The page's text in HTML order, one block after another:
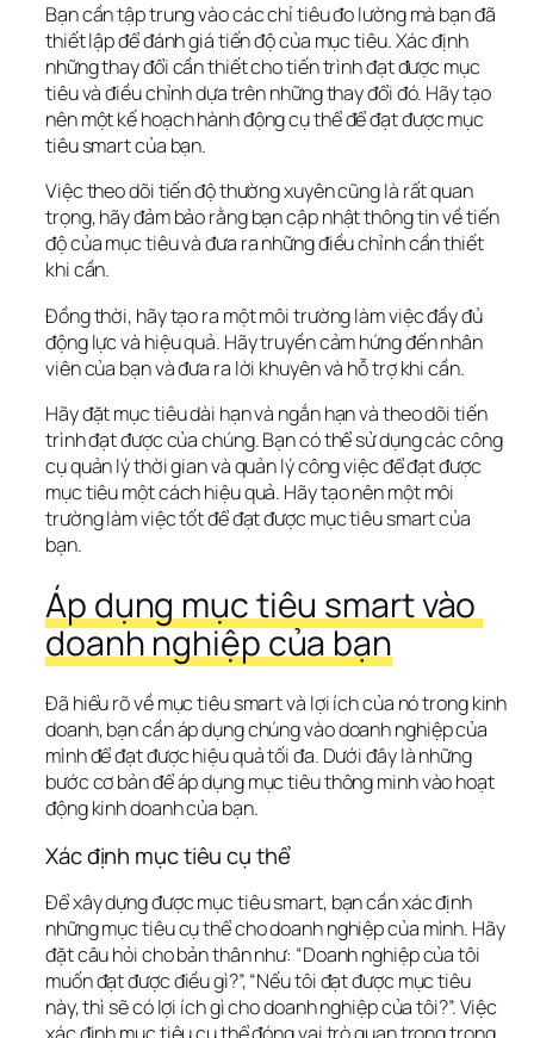
Bạn cần tập trung vào các chỉ tiêu đo lường mà bạn đã
thiết lập để đánh giá tiến độ của mục tiêu. Xác định
những thay đổi cần thiết cho tiến trình đạt được mục
tiêu và điều chỉnh dựa trên những thay đổi đó. Hãy tạo
nên một kế hoạch hành động cụ thể để đạt được mục
tiêu smart của bạn.
Việc theo dõi tiến độ thường xuyên cũng là rất quan
trọng, hãy đảm bảo rằng bạn cập nhật thông tin về tiến
độ của mục tiêu và đưa ra những điều chỉnh cần thiết
khi cần.
Đồng thời, hãy tạo ra một môi trường làm việc đầy đủ
động lực và hiệu quả. Hãy truyền cảm hứng đến nhân
viên của bạn và đưa ra lời khuyên và hỗ trợ khi cần.
Hãy đặt mục tiêu dài hạn và ngắn hạn và theo dõi tiến
trình đạt được của chúng. Bạn có thể sử dụng các công
cụ quản lý thời gian và quản lý công việc để đạt được
mục tiêu một cách hiệu quả. Hãy tạo nên một môi
trường làm việc tốt để đạt được mục tiêu smart của
bạn.
Áp dụng mục tiêu smart vào
doanh nghiệp của bạn
Đã hiểu rõ về mục tiêu smart và lợi ích của nó trong kinh
doanh, bạn cần áp dụng chúng vào doanh nghiệp của
mình để đạt được hiệu quả tối đa. Dưới đây là những
bước cơ bản để áp dụng mục tiêu thông minh vào hoạt
động kinh doanh của bạn.
Xác định mục tiêu cụ thể
Để xây dựng được mục tiêu smart, bạn cần xác định
những mục tiêu cụ thể cho doanh nghiệp của mình. Hãy
đặt câu hỏi cho bản thân như: “Doanh nghiệp của tôi
muốn đạt được điều gì?”, “Nếu tôi đạt được mục tiêu
này, thì sẽ có lợi ích gì cho doanh nghiệp của tôi?”. Việc